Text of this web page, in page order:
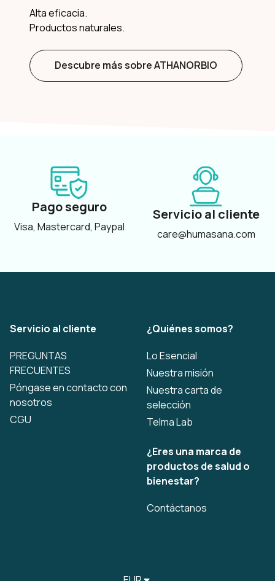
Alta eficacia.
Productos naturales.
Descubre más sobre ATHANORBIO
Pago seguro
Visa, Mastercard, Paypal
Servicio al cliente
care@humasana.com
Servicio al cliente
PREGUNTAS
FRECUENTES
Póngase en contacto con
nosotros
CGU
¿Quiénes somos?
Lo Esencial
Nuestra misión
Nuestra carta de
selección
Telma Lab
¿Eres una marca de
productos de salud o
bienestar?
Contáctanos